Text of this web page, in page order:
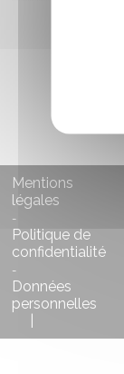
Mentions
légales
-
Politique de
confidentialité
-
Données
personnelles